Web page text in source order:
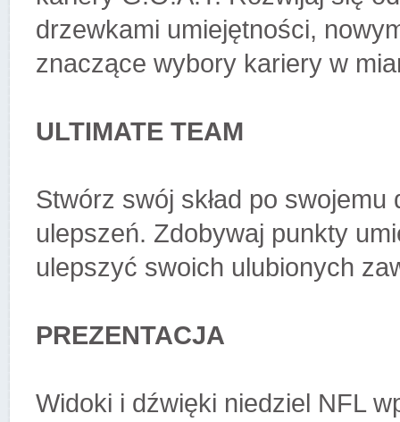
drzewkami umiejętności,
znaczące wybory kariery w
ULTIMATE TEAM
Stwórz swój skład po
ulepszeń. Zdobywaj punkty
ulepszyć swoich ulubionych
PREZENTACJA
Widoki i dźwięki niedziel NFL